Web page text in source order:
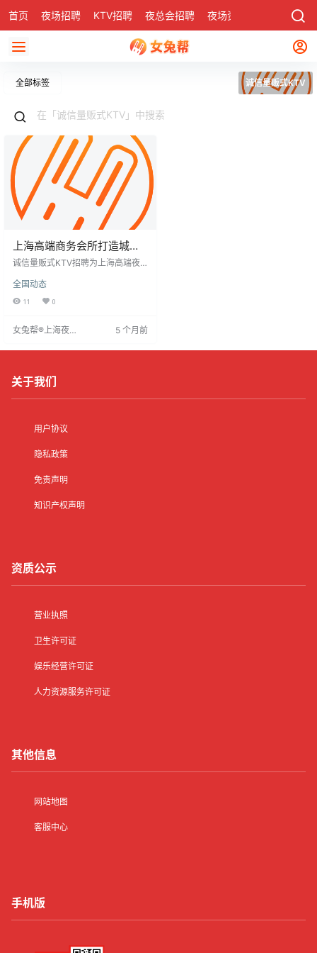
首页 夜场招聘 KTV招聘 夜总会招聘 夜场资讯 社区
全部标签 诚信量贩式KTV
上海高端商务会所打造城市
精英社交新场景
诚信量贩式KTV招聘为上海高端夜
端商务KTV提供优质娱乐与商务交
流场所，注重员工团队建设。其特
务与管理等职位，要求良好沟通、
验者。招聘方提供完善培训、竞争
发展。
全国动态
11 0
女兔帮®上海夜场
5 个月前
关于我们
用户协议
隐私政策
免责声明
知识产权声明
资质公示
营业执照
卫生许可证
娱乐经营许可证
人力资源服务许可证
其他信息
网站地图
客服中心
手机版